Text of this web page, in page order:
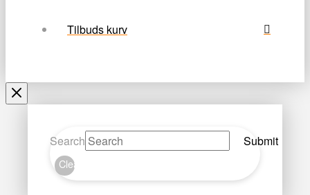
Tilbuds kurv
Search Submit
Clear